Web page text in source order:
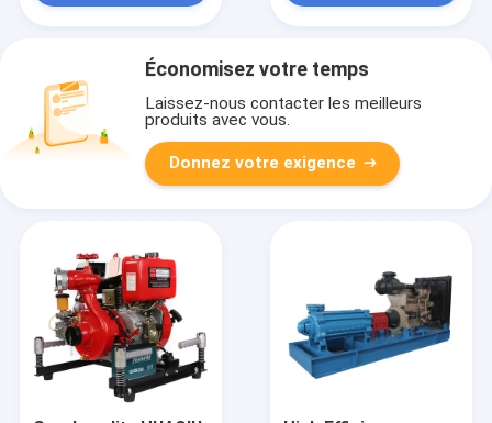
Économisez votre temps
Laissez-nous contacter les meilleurs
produits avec vous.
Donnez votre exigence